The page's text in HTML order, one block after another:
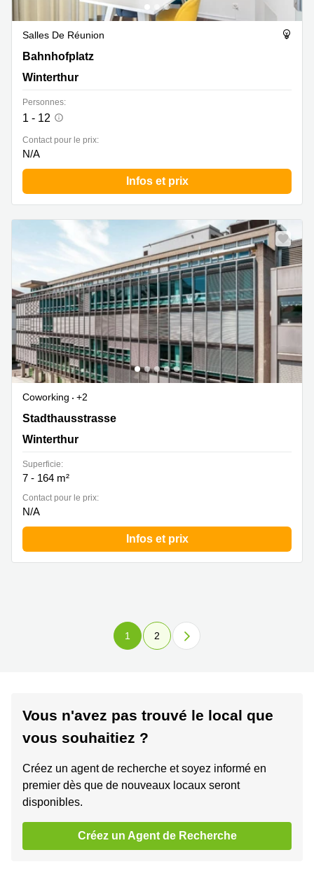
Salles De Réunion
Bahnhofplatz 8, Winterthur
Bahnhofplatz
Winterthur
Personnes:
1 - 12
Contact pour le prix:
N/A
Infos et prix
Coworking
+2
Stadthausstrasse 14, Winterthur
Stadthausstrasse
Winterthur
Superficie:
7 - 164 m²
Contact pour le prix:
N/A
Infos et prix
1 2
Vous n'avez pas trouvé le local que
vous souhaitiez ?
Créez un agent de recherche et soyez informé en
premier dès que de nouveaux locaux seront
disponibles.
Créez un Agent de Recherche